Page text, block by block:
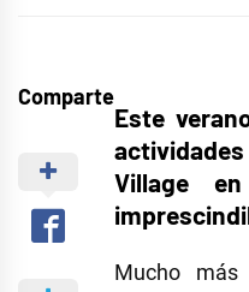
Comparte
Este
Village
Mucho